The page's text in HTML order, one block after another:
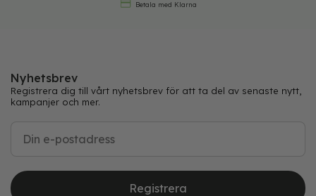
Betala med Klarna
Nyhetsbrev
Registrera dig till vårt nyhetsbrev för att ta del av senaste nytt,
kampanjer och mer.
Registrera